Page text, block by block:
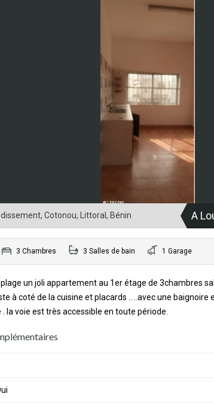
Cotonou, Littoral, Bénin A
3 Chambres 3 Salles de bain 1 Garage
plage un joli appartement au 1er étage de 3chambres
à coté de la cuisine et placards .. ..avec une baignoire
. la voie est très accessible en toute période.